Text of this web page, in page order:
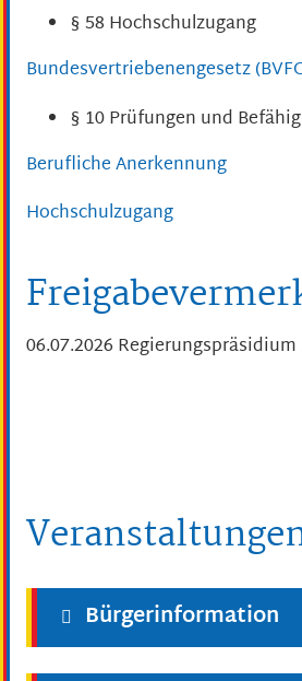
§ 58 Hochschulzugang
Bundesvertriebenengesetz
§ 10Prüfungen und
Berufliche Anerkennung
Hochschulzugang
06.07.2026
Bürgerinformation